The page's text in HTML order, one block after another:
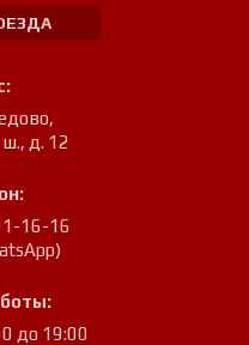
,
д. 12
16-16
до 19:00